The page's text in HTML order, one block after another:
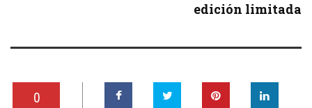
edición limitada
0